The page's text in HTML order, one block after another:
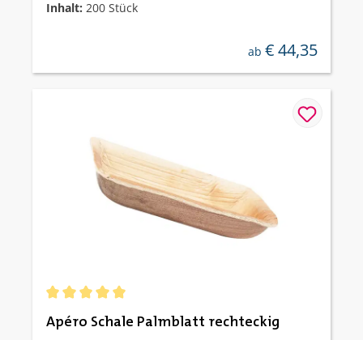
Inhalt: 200 Stück
regulärer preis:
ab € 44,35
Apéro Schale Palmblatt rechteckig